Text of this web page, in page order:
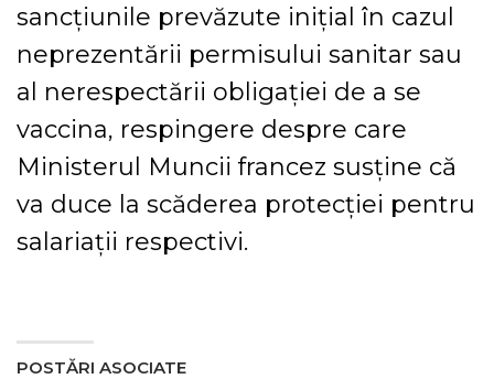
sancţiunile prevăzute iniţial în cazul
neprezentării permisului sanitar sau
al nerespectării obligaţiei de a se
vaccina, respingere despre care
Ministerul Muncii francez susţine că
va duce la scăderea protecţiei pentru
salariaţii respectivi.
POSTĂRI ASOCIATE